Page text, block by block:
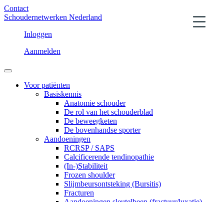
Contact
Schoudernetwerken Nederland
Inloggen
Aanmelden
Voor patiënten
Basiskennis
Anatomie schouder
De rol van het schouderblad
De beweegketen
De bovenhandse sporter
Aandoeningen
RCRSP / SAPS
Calcificerende tendinopathie
(In-)Stabiliteit
Frozen shoulder
Slijmbeursontsteking (Bursitis)
Fracturen